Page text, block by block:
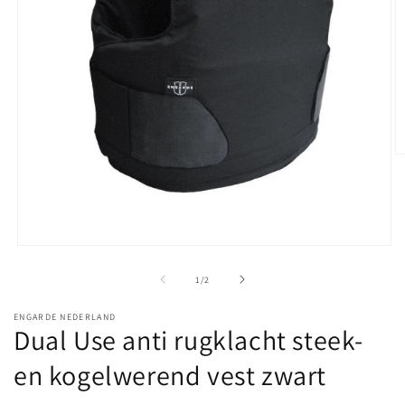
1/van
2
ENGARDE NEDERLAND
Dual Use anti rugklacht steek-
en kogelwerend vest zwart